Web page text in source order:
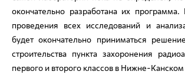
окончательно разработана их
проведения всех исследований и
будет окончательно приниматься
строительства пункта захоронения
первого и второго классов в Нижне-